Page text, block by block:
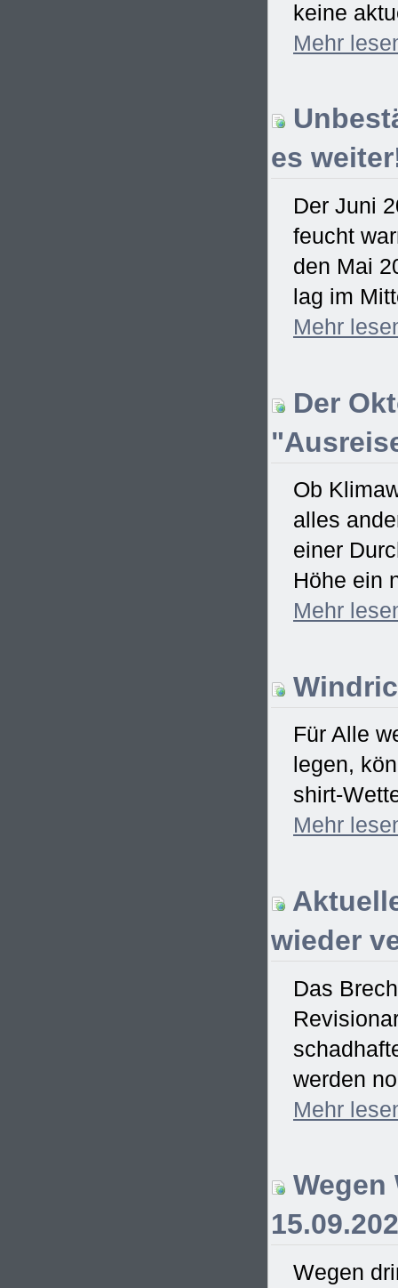
keine
Mehr
es
Der Juni
feucht
den Mai
lag im
Mehr
Der
Ob
alles
einer
Höhe ein
Mehr
Für Alle
legen,
shirt-
Mehr
wieder
Das
werden
Mehr
Wegen